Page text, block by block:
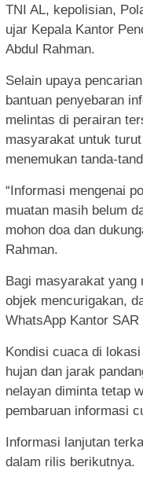
TNI AL, kepolisian,
ujar Kepala Kantor
Abdul Rahman.
Selain upaya
bantuan penyebaran
melintas di perairan
masyarakat untuk
menemukan tanda-
“Informasi mengenai
muatan masih belum
mohon doa dan
Rahman.
Bagi masyarakat
objek mencurigakan,
WhatsApp Kantor
Kondisi cuaca di
hujan dan jarak
nelayan diminta tetap
pembaruan informasi
Informasi lanjutan
dalam rilis berikutnya.